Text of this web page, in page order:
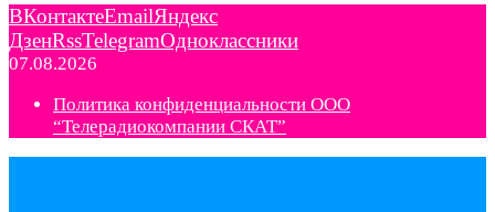
ВКонтактеEmailЯндекс
ДзенRssTelegramОдноклассники
07.08.2026
Политика конфиденциальности ООО
“Телерадиокомпании СКАТ”